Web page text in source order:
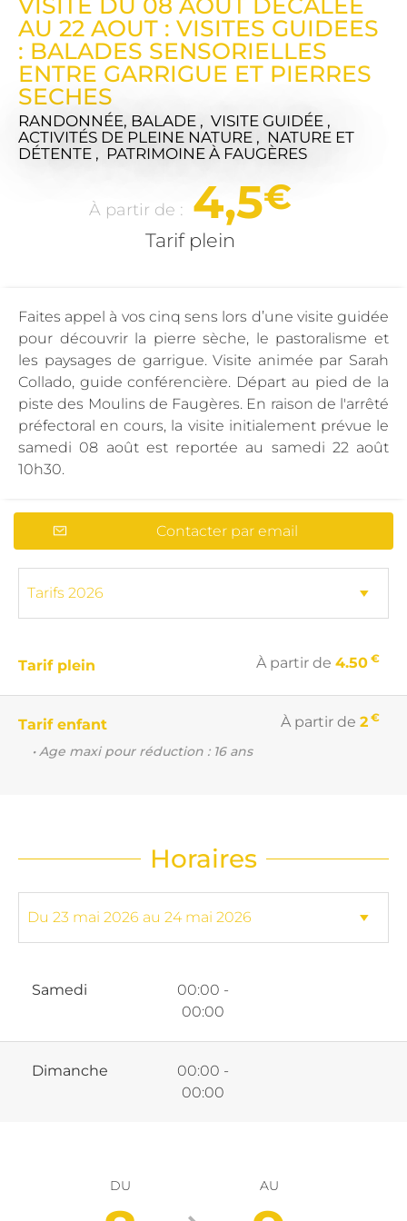
AU 22 AOUT : VISITES GUIDEES
: BALADES SENSORIELLES
ENTRE GARRIGUE ET PIERRES
SECHES
RANDONNÉE, BALADE , VISITE GUIDÉE ,
ACTIVITÉS DE PLEINE NATURE , NATURE ET
DÉTENTE , PATRIMOINE À FAUGÈRES
À partir de : 4,5€
Tarif plein
Faites appel à vos cinq sens lors d’une visite guidée
pour découvrir la pierre sèche, le pastoralisme et
les paysages de garrigue. Visite animée par Sarah
Collado, guide conférencière. Départ au pied de la
piste des Moulins de Faugères. En raison de l'arrêté
préfectoral en cours, la visite initialement prévue le
samedi 08 août est reportée au samedi 22 août
10h30.
Contacter par email
Tarif plein À partir de 4.50 €
Tarif enfant À partir de 2 €
• Age maxi pour réduction : 16 ans
Horaires
Samedi
00:00 -
00:00
Dimanche
00:00 -
00:00
DU AU